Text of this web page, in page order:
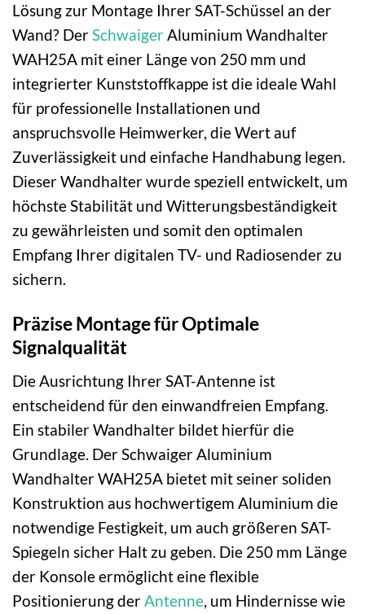
Lösung zur Montage Ihrer SAT-Schüssel an der
Wand? DerSchwaigerAluminium Wandhalter
WAH25A mit einer Länge von 250 mm und
integrierter Kunststoffkappe ist die ideale Wahl
für professionelle Installationen und
anspruchsvolle Heimwerker, die Wert auf
Zuverlässigkeit und einfache Handhabung legen.
Dieser Wandhalter wurde speziell entwickelt, um
höchste Stabilität und Witterungsbeständigkeit
zu gewährleisten und somit den optimalen
Empfang Ihrer digitalen TV- und Radiosender zu
sichern.
Präzise Montage für Optimale
Signalqualität
Die Ausrichtung Ihrer SAT-Antenne ist
entscheidend für den einwandfreien Empfang.
Ein stabiler Wandhalter bildet hierfür die
Grundlage. Der Schwaiger Aluminium
Wandhalter WAH25A bietet mit seiner soliden
Konstruktion aus hochwertigem Aluminium die
notwendige Festigkeit, um auch größeren SAT-
Spiegeln sicher Halt zu geben. Die 250 mm Länge
der Konsole ermöglicht eine flexible
Positionierung derAntenne, um Hindernisse wie